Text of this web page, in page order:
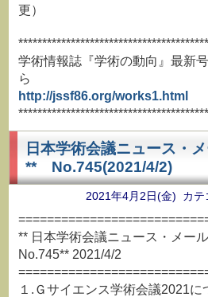
更）
学術情報誌『学術の動向』最新
ら
http://jssf86.org/works1.html
日本学術会議ニュース・
** No.745(2021/4/2)
2021年4月2日(金) カテ
** 日本学術会議ニュース・メー
No.745** 2021/4/2
１.Ｇサイエンス学術会議2021に